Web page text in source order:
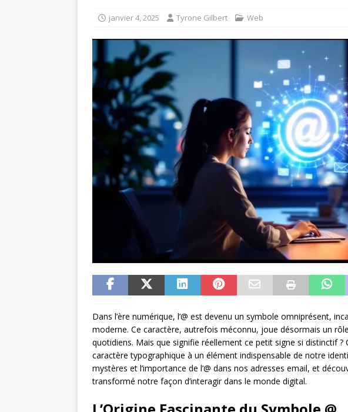
janvier 4, 2025 Tyrone Gilbert Web
Dans l’ère numérique, l’@ est devenu un symbole omniprésent,
moderne. Ce caractère, autrefois méconnu, joue désormais un
quotidiens. Mais que signifie réellement ce petit signe si distinctif ?
caractère typographique à un élément indispensable de notre
mystères et l’importance de l’@ dans nos adresses email, et
transformé notre façon d’interagir dans le monde digital.